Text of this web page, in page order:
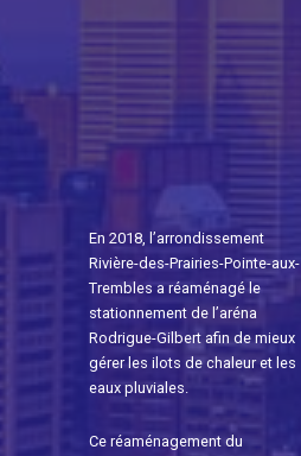
En 2018, l’arrondissement
Rivière-des-Prairies-Pointe-aux-
Trembles a réaménagé le
stationnement de l’aréna
Rodrigue-Gilbert afin de mieux
gérer les ilots de chaleur et les
eaux pluviales.
Ce réaménagement du